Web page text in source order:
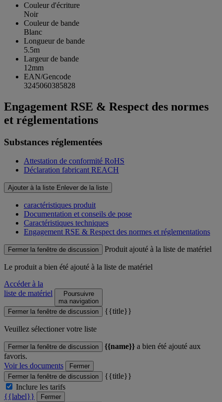
Couleur d'écriture
Noir
Couleur de bande
Blanc
Longueur de bande
5.5m
Largeur de bande
12mm
EAN/Gencode
3245060385828
Engagement RSE & Respect des normes
et réglementations
Substances réglementées
Attestation de conformité RoHS
Déclaration fabricant REACH
Ajouter à la liste Enlever de la liste
caractéristiques produit
Documentation et conseils de pose
Caractéristiques techniques
Engagement RSE & Respect des normes et réglementations
Fermer la fenêtre de discussion Produit ajouté à la liste de matériel
Le produita bien été ajouté à la liste de matériel
Accéder à la
liste de matériel
Poursuivre
ma navigation
Fermer la fenêtre de discussion
{{title}}
Veuillez sélectioner votre liste
Fermer la fenêtre de discussion {{name}} a bien été ajouté aux
favoris.
Voir les documents
Fermer
Fermer la fenêtre de discussion
{{title}}
Inclure les tarifs
{{label}}
Fermer